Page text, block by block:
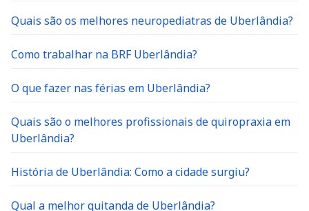
Quais são os melhores neuropediatras de Uberlândia?
Como trabalhar na BRF Uberlândia?
O que fazer nas férias em Uberlândia?
Quais são o melhores profissionais de quiropraxia em
Uberlândia?
História de Uberlândia: Como a cidade surgiu?
Qual a melhor quitanda de Uberlândia?